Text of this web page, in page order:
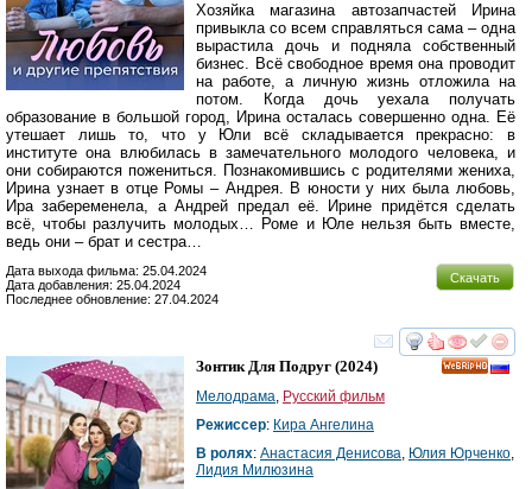
Хозяйка магазина автозапчастей Ирина
привыкла со всем справляться сама – одна
вырастила дочь и подняла собственный
бизнес. Всё свободное время она проводит
на работе, а личную жизнь отложила на
потом. Когда дочь уехала получать
образование в большой город, Ирина осталась совершенно одна. Её
утешает лишь то, что у Юли всё складывается прекрасно: в
институте она влюбилась в замечательного молодого человека, и
они собираются пожениться. Познакомившись с родителями жениха,
Ирина узнает в отце Ромы – Андрея. В юности у них была любовь,
Ира забеременела, а Андрей предал её. Ирине придётся сделать
всё, чтобы разлучить молодых… Роме и Юле нельзя быть вместе,
ведь они – брат и сестра…
Скачать
Дата выхода фильма: 25.04.2024
Дата добавления: 25.04.2024
Последнее обновление: 27.04.2024
смотреть
Зонтик Для Подруг (2024)
Мелодрама, Русский фильм
Режиссер: Кира Ангелина
В ролях: Анастасия Денисова, Юлия Юрченко,
Лидия Милюзина